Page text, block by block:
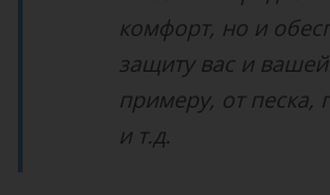
комфорт, но и
защиту вас и
примеру, от песка,
и т.д.